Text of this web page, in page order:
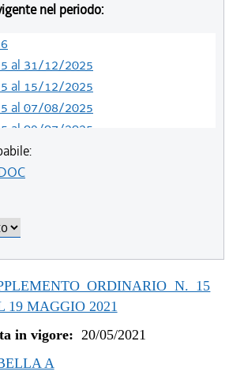
nel periodo:
al 31/12/2025
al 15/12/2025
al 07/08/2025
al 09/07/2025
al 04/06/2025
al 13/05/2024
al 31/12/2022
al 03/08/2022
al 13/06/2022
al 31/12/2021
al 09/12/2021
al 11/08/2021
ORDINARIO N. 15
19 MAGGIO 2021
in vigore: 20/05/2021
A